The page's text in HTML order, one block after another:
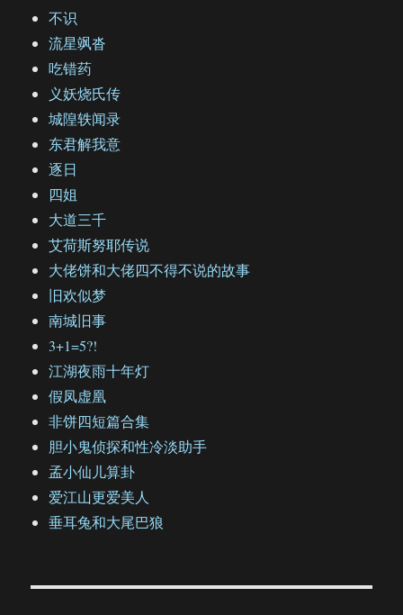
不识
流星飒沓
吃错药
义妖烧氏传
城隍轶闻录
东君解我意
逐日
四姐
大道三千
艾荷斯努耶传说
大佬饼和大佬四不得不说的故事
旧欢似梦
南城旧事
3+1=5?!
江湖夜雨十年灯
假凤虚凰
非饼四短篇合集
胆小鬼侦探和性冷淡助手
孟小仙儿算卦
爱江山更爱美人
垂耳兔和大尾巴狼